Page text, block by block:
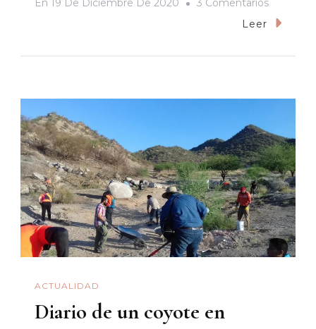
En 19 De Diciembre De 2020 3 Comentarios
Albura
Leer
ACTUALIDAD
Diario de un coyote en